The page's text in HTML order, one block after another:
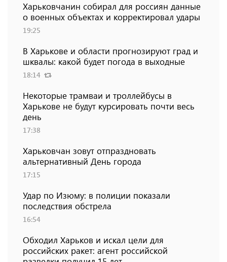
Харьковчанин собирал для россиян данные
о военных объектах и ​​корректировал удары
19:25
В Харькове и области прогнозируют град и
шквалы: какой будет погода в выходные
18:14
Некоторые трамваи и троллейбусы в
Харькове не будут курсировать почти весь
день
17:38
Харьковчан зовут отпраздновать
альтернативный День города
17:15
Удар по Изюму: в полиции показали
последствия обстрела
16:54
Обходил Харьков и искал цели для
российских ракет: агент российской